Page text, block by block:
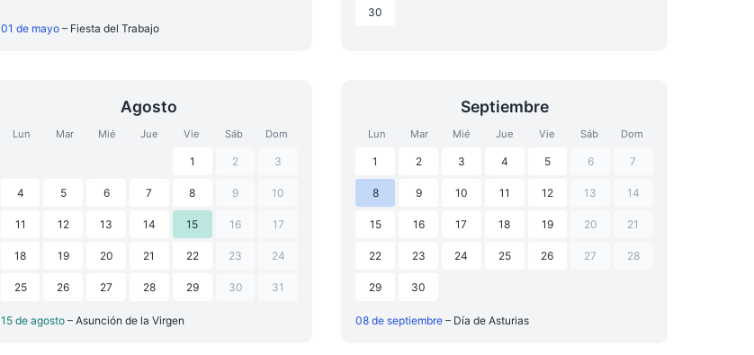
01 de mayo – Fiesta del Trabajo
30
Agosto
Lun Mar Mié Jue Vie Sáb Dom
1 2 3
4 5 6 7 8 9 10
11 12 13 14 15 16 17
18 19 20 21 22 23 24
25 26 27 28 29 30 31
15 de agosto – Asunción de la Virgen
Septiembre
Lun Mar Mié Jue Vie Sáb Dom
1 2 3 4 5 6 7
8 9 10 11 12 13 14
15 16 17 18 19 20 21
22 23 24 25 26 27 28
29 30
08 de septiembre– Día de Asturias